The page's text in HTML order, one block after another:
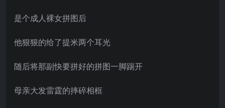
是个成人裸女拼图后
他狠狠的给了提米两个耳光
随后将那副快要拼好的拼图一脚踢开
母亲大发雷霆的摔碎相框